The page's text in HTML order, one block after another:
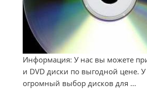
Информация: У нас вы можете
и DVD диски по выгодной цене. У
огромный выбор дисков для ...